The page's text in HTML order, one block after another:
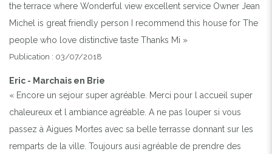
the terrace where Wonderful view excellent service Owner Jean
Michel is great friendly person I recommend this house for The
people who love distinctive taste Thanks Mi »
Publication : 03/07/2018
Eric - Marchais en Brie
« Encore un sejour super agréable. Merci pour l accueil super
chaleureux et l ambiance agréable. A ne pas louper si vous
passez à Aigues Mortes avec sa belle terrasse donnant sur les
remparts de la ville. Toujours ausi agréable de prendre des